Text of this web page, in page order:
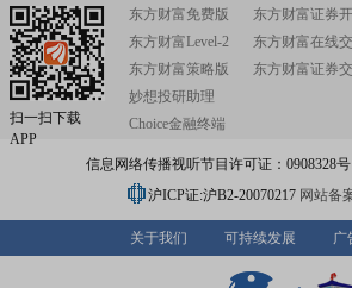
扫一扫下载
APP
东方财富免费版
东方财富Level-2
东方财富策略版
妙想投研助理
Choice金融终端
东方财富证券
东方财富在线
东方财富证券
信息网络传播视听节目许可证：0908328
沪ICP证:沪B2-20070217 网站备
关于我们 可持续发展 广